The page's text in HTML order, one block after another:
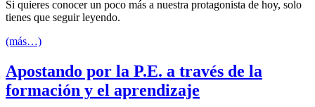
Si quieres conocer un poco más a nuestra protagonista de hoy, solo
tienes que seguir leyendo.
(más…)
Apostando por la P.E. a través de la
formación y el aprendizaje